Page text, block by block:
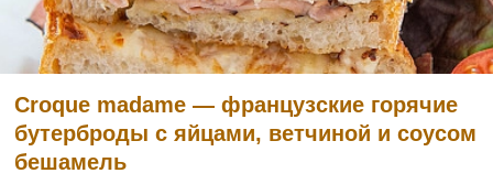
Croque madame — французские горячие
бутерброды с яйцами, ветчиной и соусом
бешамель